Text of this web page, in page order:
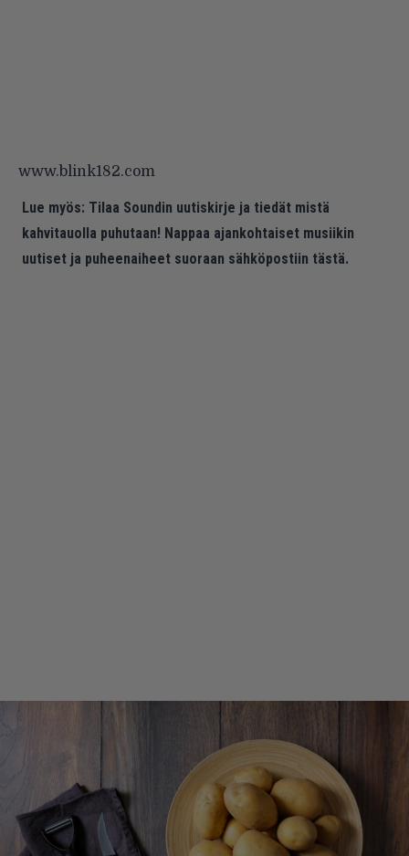
www.blink182.com
Lue myös: Tilaa Soundin uutiskirje ja tiedät mistä
kahvitauolla puhutaan! Nappaa ajankohtaiset musiikin
uutiset ja puheenaiheet suoraan sähköpostiin tästä.